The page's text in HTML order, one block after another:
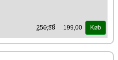
250,38 199,00 Køb